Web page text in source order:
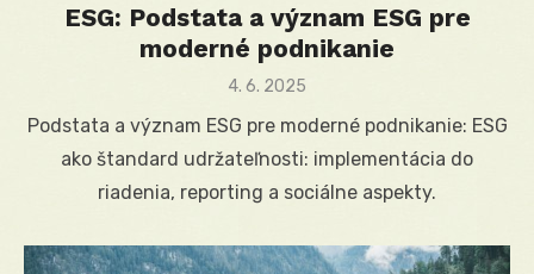
ESG: Podstata a význam ESG pre
moderné podnikanie
Posted
4. 6. 2025
Podstata a význam ESG pre moderné podnikanie: ESG
ako štandard udržateľnosti: implementácia do
riadenia, reporting a sociálne aspekty.